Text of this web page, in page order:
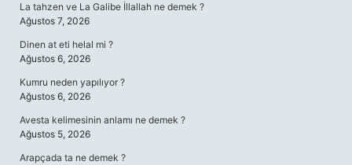
La tahzen ve La Galibe İllallah ne demek ?
Ağustos 7, 2026
Dinen at eti helal mi ?
Ağustos 6, 2026
Kumru neden yapılıyor ?
Ağustos 6, 2026
Avesta kelimesinin anlamı ne demek ?
Ağustos 5, 2026
Arapçada ta ne demek ?